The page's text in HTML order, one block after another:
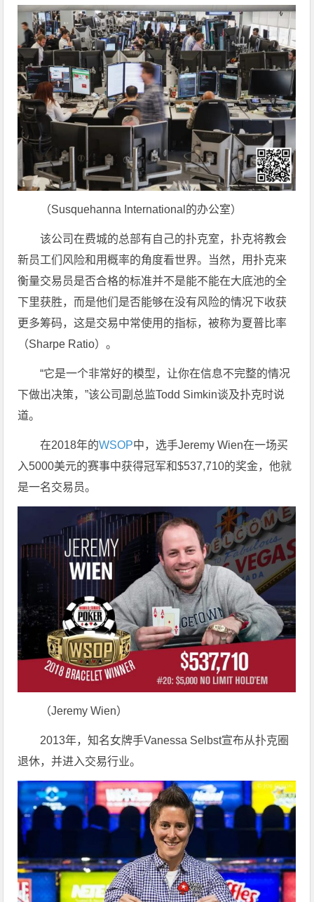
（Susquehanna International的办公室）
该公司在费城的总部有自己的扑克室，扑克将教会
新员工们风险和用概率的角度看世界。当然，用扑克来
衡量交易员是否合格的标准并不是能不能在大底池的全
下里获胜，而是他们是否能够在没有风险的情况下收获
更多筹码，这是交易中常使用的指标，被称为夏普比率
（Sharpe Ratio）。
“它是一个非常好的模型，让你在信息不完整的情况
下做出决策，”该公司副总监Todd Simkin谈及扑克时说
道。
在2018年的WSOP中，选手Jeremy Wien在一场买
入5000美元的赛事中获得冠军和$537,710的奖金，他就
是一名交易员。
（Jeremy Wien）
2013年，知名女牌手Vanessa Selbst宣布从扑克圈
退休，并进入交易行业。